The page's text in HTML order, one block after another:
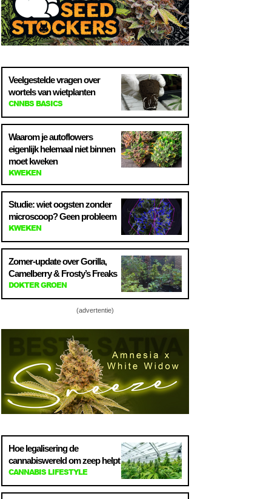
Veelgestelde vragen over
wortels van wietplanten
CNNBS BASICS
Waarom je autoflowers
eigenlijk helemaal niet binnen
moet kweken
KWEKEN
Studie: wiet oogsten zonder
microscoop? Geen probleem
KWEKEN
Zomer-update over Gorilla,
Camelberry & Frosty’s Freaks
DOKTER GROEN
(advertentie)
Hoe legalisering de
cannabiswereld om zeep helpt
CANNABIS LIFESTYLE